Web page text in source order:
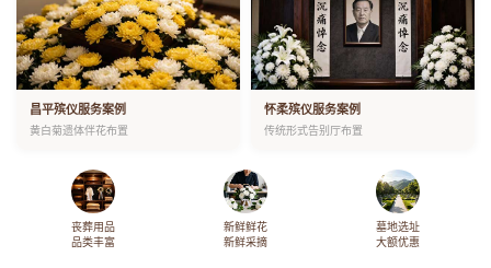
昌平殡仪服务案例
黄白菊遗体伴花布置
怀柔殡仪服务案例
传统形式告别厅布置
丧葬用品
品类丰富
新鲜鲜花
新鲜采摘
墓地选址
大额优惠